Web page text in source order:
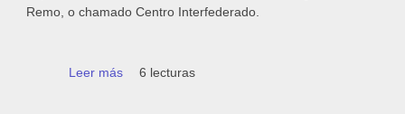
Remo, o chamado Centro Interfederado.
Leer más sobre Renovado o pavimento da terraza do
6 lecturas